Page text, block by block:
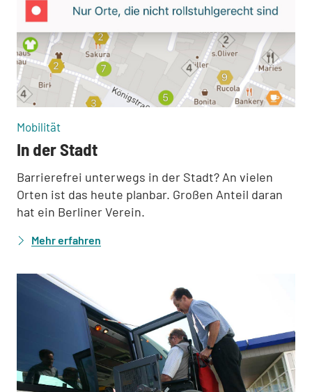
Mobilität:
In der Stadt
Barrierefrei unterwegs in der Stadt? An vielen
Orten ist das heute planbar. Großen Anteil daran
hat ein Berliner Verein.
Mehr erfahren